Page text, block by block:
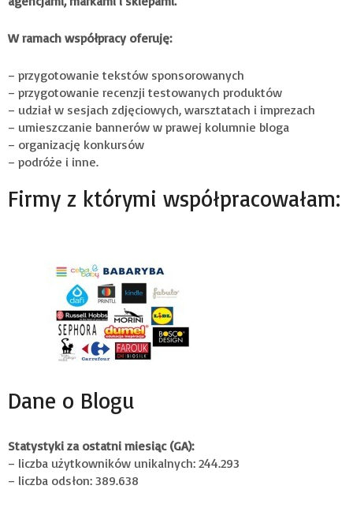
W ramach współpracy oferuję:
– przygotowanie tekstów sponsorowanych
– przygotowanie recenzji testowanych produktów
– udział w sesjach zdjęciowych, warsztatach i imprezach
– umieszczanie bannerów w prawej kolumnie bloga
– organizację konkursów
– podróże i inne.
Firmy z którymi współpracowałam:
Dane o Blogu
Statystyki za ostatni miesiąc (GA):
– liczba użytkowników unikalnych: 244.293
– liczba odsłon: 389.638